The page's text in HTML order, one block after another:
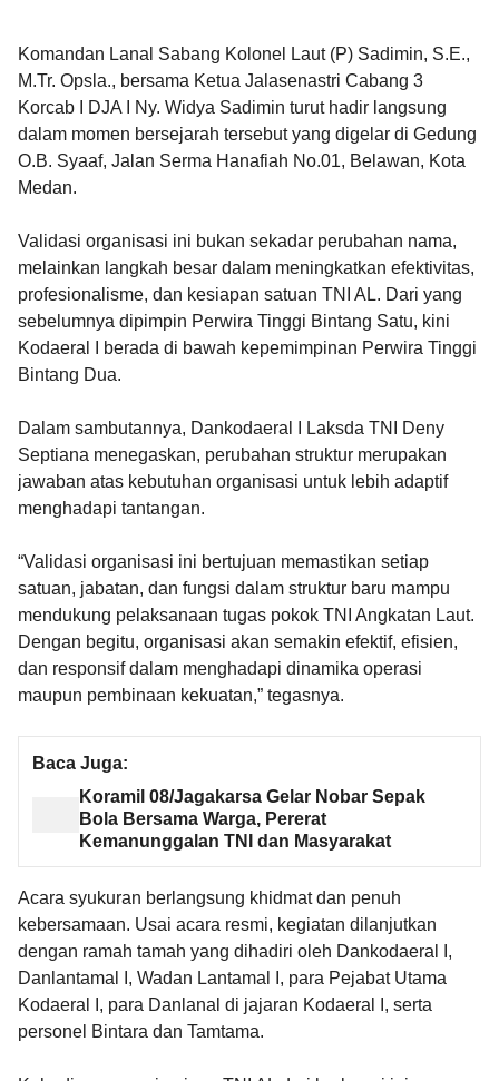
Komandan Lanal Sabang Kolonel Laut (P) Sadimin, S.E.,
M.Tr. Opsla., bersama Ketua Jalasenastri Cabang 3
Korcab I DJA I Ny. Widya Sadimin turut hadir langsung
dalam momen bersejarah tersebut yang digelar di Gedung
O.B. Syaaf, Jalan Serma Hanafiah No.01, Belawan, Kota
Medan.
Validasi organisasi ini bukan sekadar perubahan nama,
melainkan langkah besar dalam meningkatkan efektivitas,
profesionalisme, dan kesiapan satuan TNI AL. Dari yang
sebelumnya dipimpin Perwira Tinggi Bintang Satu, kini
Kodaeral I berada di bawah kepemimpinan Perwira Tinggi
Bintang Dua.
Dalam sambutannya, Dankodaeral I Laksda TNI Deny
Septiana menegaskan, perubahan struktur merupakan
jawaban atas kebutuhan organisasi untuk lebih adaptif
menghadapi tantangan.
“Validasi organisasi ini bertujuan memastikan setiap
satuan, jabatan, dan fungsi dalam struktur baru mampu
mendukung pelaksanaan tugas pokok TNI Angkatan Laut.
Dengan begitu, organisasi akan semakin efektif, efisien,
dan responsif dalam menghadapi dinamika operasi
maupun pembinaan kekuatan,” tegasnya.
Baca Juga:
Koramil 08/Jagakarsa Gelar Nobar Sepak
Bola Bersama Warga, Pererat
Kemanunggalan TNI dan Masyarakat
Acara syukuran berlangsung khidmat dan penuh
kebersamaan. Usai acara resmi, kegiatan dilanjutkan
dengan ramah tamah yang dihadiri oleh Dankodaeral I,
Danlantamal I, Wadan Lantamal I, para Pejabat Utama
Kodaeral I, para Danlanal di jajaran Kodaeral I, serta
personel Bintara dan Tamtama.